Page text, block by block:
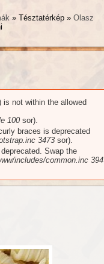
» Tésztatérkép »Olasz
not within the allowed
100 sor).
braces is deprecated
3473 sor).
Swap the
includes/common.inc 394